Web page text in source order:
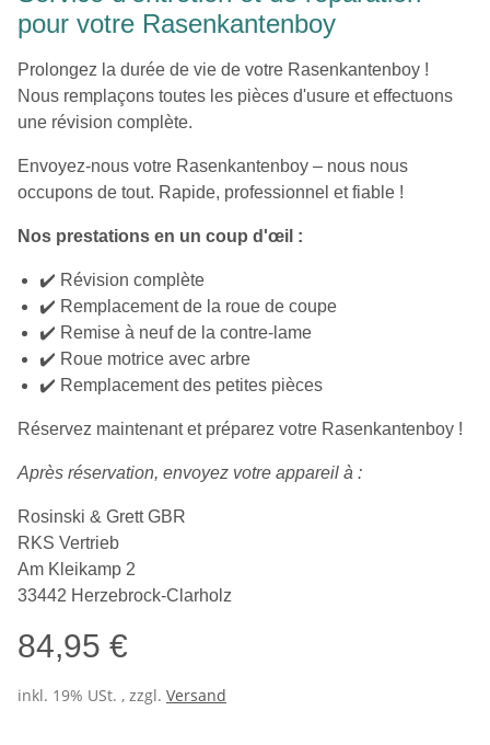
pour votre Rasenkantenboy
Prolongez la durée de vie de votre Rasenkantenboy !
Nous remplaçons toutes les pièces d'usure et effectuons
une révision complète.
Envoyez-nous votre Rasenkantenboy – nous nous
occupons de tout. Rapide, professionnel et fiable !
Nos prestations en un coup d'œil :
✔️ Révision complète
✔️ Remplacement de la roue de coupe
✔️ Remise à neuf de la contre-lame
✔️ Roue motrice avec arbre
✔️ Remplacement des petites pièces
Réservez maintenant et préparez votre Rasenkantenboy !
Après réservation, envoyez votre appareil à :
Rosinski & Grett GBR
RKS Vertrieb
Am Kleikamp 2
33442 Herzebrock-Clarholz
84,95 €
inkl. 19% USt. , zzgl. Versand